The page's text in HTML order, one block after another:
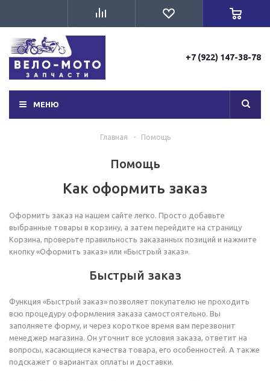
+7 (922) 147-38-78
МЕНЮ
Главная - Помощь
Помощь
Как оформить заказ
Оформить заказ на нашем сайте легко. Просто добавьте
выбранные товары в корзину, а затем перейдите на страницу
Корзина, проверьте правильность заказанных позиций и нажмите
кнопку «Оформить заказ» или «Быстрый заказ».
Быстрый заказ
Функция «Быстрый заказ» позволяет покупателю не проходить
всю процедуру оформления заказа самостоятельно. Вы
заполняете форму, и через короткое время вам перезвонит
менеджер магазина. Он уточнит все условия заказа, ответит на
вопросы, касающиеся качества товара, его особенностей. А также
подскажет о вариантах оплаты и доставки.